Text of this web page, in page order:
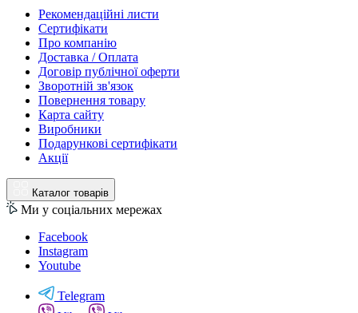
Рекомендаційні листи
Сертифікати
Про компанію
Доставка / Оплата
Договір публічної оферти
Зворотній зв'язок
Повернення товару
Карта сайту
Виробники
Подарункові сертифікати
Акції
Каталог товарів
Ми у соціальних мережах
Facebook
Instagram
Youtube
Telegram